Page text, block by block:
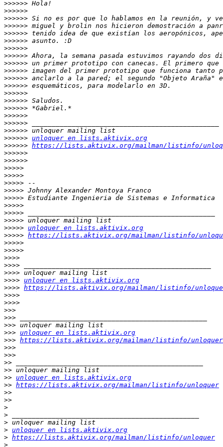
>>>>>>
>>>>>>
>>>>>>
>>>>>>
>>>>>>
>>>>>>
>>>>>>
>>>>>>
>>>>>>
>>>>>>
>>>>>>
>>>>>>
>>>>>>
>>>>>>
>>>>>>
>>>>>>
>>>>>>
>>>>>>
>>>>>> unloquer en lists.aktivix.org
>>>>>> https://lists.aktivix.org/mailman/listinfo/
>>>>>>
>>>>>>
>>>>>
>>>>>
>>>>>
>>>>>
>>>>>
>>>>>
>>>>>
>>>>>
>>>>> unloquer en lists.aktivix.org
>>>>> https://lists.aktivix.org/mailman/listinfo/
>>>>>
>>>>>
>>>>
>>>>
>>>>
>>>> unloquer en lists.aktivix.org
>>>> https://lists.aktivix.org/mailman/listinfo/
>>>>
>>>>
>>>
>>>
>>>
>>> unloquer en lists.aktivix.org
>>> https://lists.aktivix.org/mailman/listinfo/unloquer
>>>
>>>
>>
>>
>> unloquer en lists.aktivix.org
>> https://lists.aktivix.org/mailman/listinfo/unloquer
>>
>>
>
>
>
> unloquer en lists.aktivix.org
> https://lists.aktivix.org/mailman/listinfo/unloquer
>